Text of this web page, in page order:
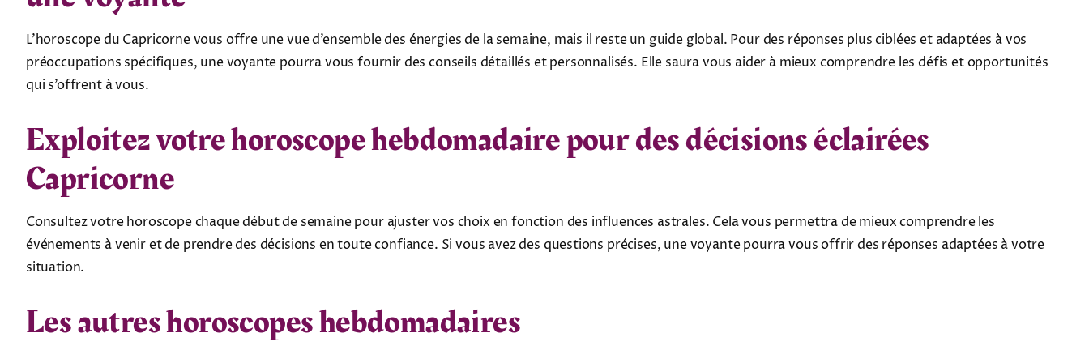
L’horoscope du Capricorne vous offre une vue d’ensemble des énergies de la semaine, mais il reste un guide global. Pour des réponses plus ciblées et adaptées à vos
préoccupations spécifiques, une voyante pourra vous fournir des conseils détaillés et personnalisés. Elle saura vous aider à mieux comprendre les défis et opportunités
qui s’offrent à vous.
Exploitez votre horoscope hebdomadaire pour des décisions éclairées
Capricorne
Consultez votre horoscope chaque début de semaine pour ajuster vos choix en fonction des influences astrales. Cela vous permettra de mieux comprendre les
événements à venir et de prendre des décisions en toute confiance. Si vous avez des questions précises, une voyante pourra vous offrir des réponses adaptées à votre
situation.
Les autres horoscopes hebdomadaires